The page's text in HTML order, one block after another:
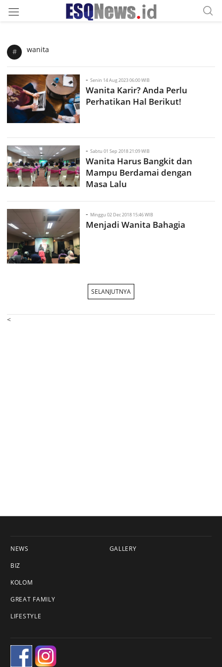
# wanita
- Senin 14 Aug 2023 06:00 WIB
Wanita Karir? Anda Perlu
Perhatikan Hal Berikut!
- Sabtu 01 Sep 2018 21:09 WIB
Wanita Harus Bangkit dan
Mampu Berdamai dengan
Masa Lalu
- Minggu 02 Dec 2018 15:46 WIB
Menjadi Wanita Bahagia
SELANJUTNYA
<
NEWS
BIZ
KOLOM
GREAT FAMILY
LIFESTYLE
GALLERY